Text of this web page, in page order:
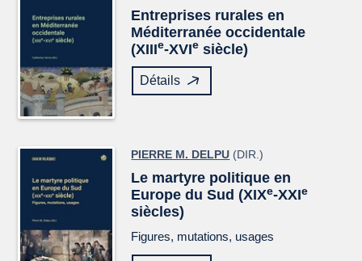
Entreprises rurales en
Méditerranée occidentale
(XIIIe-XVIe siècle)
Détails
PIERRE M. DELPU (DIR.)
Le martyre politique en
Europe du Sud (XIXe-XXIe
siècles)
Figures, mutations, usages